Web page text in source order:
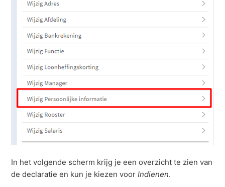
In het volgende scherm krijg je een overzicht te zien van
de declaratie en kun je kiezen voorIndienen.